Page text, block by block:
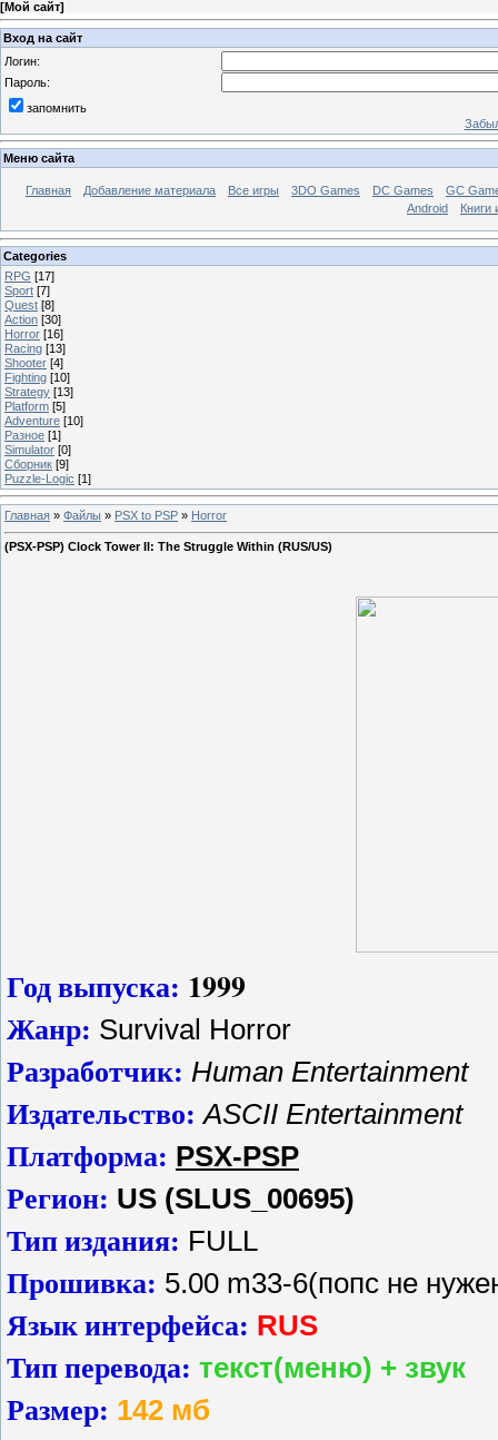
[Мой сайт]
Вход на сайт
Логин:
Пароль:
запомнить
Меню сайта
Главная Добавление материала Все игры 3DO Games DC Games
GC
Android
Книги
Categories
RPG [17]
Sport [7]
Quest [8]
Action [30]
Horror [16]
Racing [13]
Shooter [4]
Fighting [10]
Strategy [13]
Platform [5]
Adventure [10]
Разное [1]
Simulator [0]
Сборник [9]
Puzzle-Logic [1]
Главная » Файлы » PSX to PSP » Horror
(PSX-PSP) Clock Tower II: The Struggle Within (RUS/US)
Год выпуска: 1999
Жанр: Survival Horror
Разработчик: Human Entertainment
Издательство: ASCII Entertainment
Платформа: PSX-PSP
Регион: US (SLUS_00695)
Тип издания: FULL
Прошивка: 5.00 m33-6(попс не
Язык интерфейса: RUS
Тип перевода: текст(меню) + звук
Размер: 142 мб